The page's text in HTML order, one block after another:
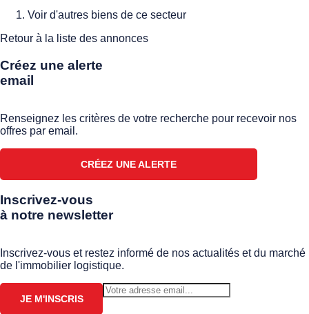
Voir d'autres biens de ce secteur
Retour à la liste des annonces
Créez une alerte
email
Renseignez les critères de votre recherche pour recevoir nos
offres par email.
CRÉEZ UNE ALERTE
Inscrivez-vous
à notre newsletter
Inscrivez-vous et restez informé de nos actualités et du marché
de l'immobilier logistique.
JE M'INSCRIS